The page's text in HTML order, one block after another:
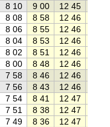
8 10 9 00 12 45
8 08 8 58 12 46
8 06 8 55 12 46
8 04 8 53 12 46
8 02 8 51 12 46
8 00 8 48 12 46
7 58 8 46 12 46
7 56 8 43 12 46
7 54 8 41 12 47
7 51 8 38 12 47
7 49 8 36 12 47